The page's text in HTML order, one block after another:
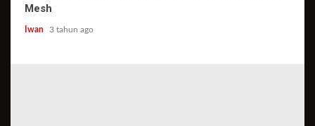
Mesh
Iwan 3 tahun ago